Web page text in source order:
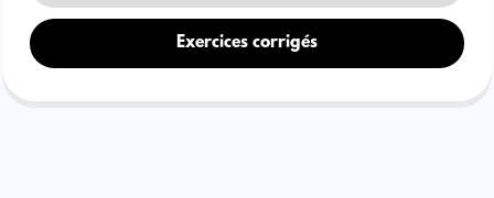
Exercices corrigés